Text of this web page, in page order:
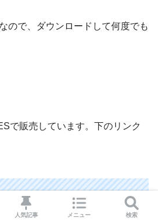
ので、ダウンロードして何度でも
で販売しています。下のリンク
人気記事 メニュー 検索